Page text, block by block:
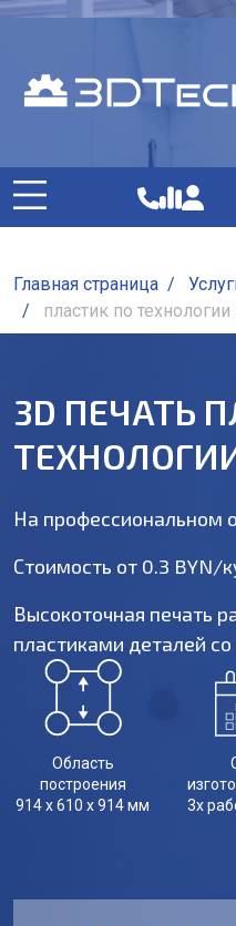
Главная страница /
/
пластик по технологии
3D ПЕЧАТЬ
На профессиональном
Стоимость от 0.3 BYN/
Высокоточная печать
пластиками деталей
Область
построения
914 x 610 x 914 мм
3х